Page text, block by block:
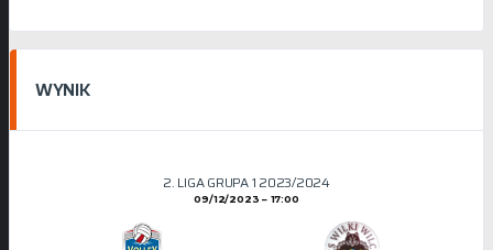
WYNIK
2. LIGA GRUPA 1 2023/2024
09/12/2023 17:00